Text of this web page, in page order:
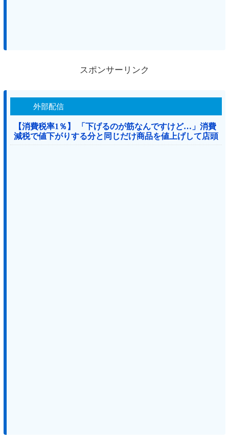
スポンサーリンク
外部配信
【消費税率1％】 「下げるのが筋なんですけど…」消費
減税で値下がりする分と同じだけ商品を値上げして店頭
価格を変えない店も